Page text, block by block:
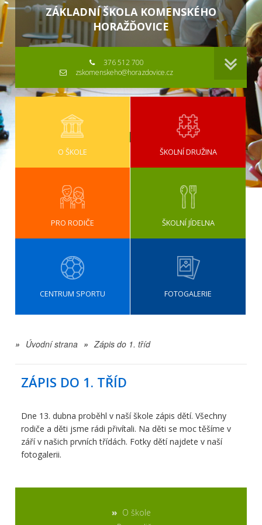
ZÁKLADNÍ ŠKOLA KOMENSKÉHO
HORAŽĎOVICE
376 512 700
zskomenskeho@horazdovice.cz
O ŠKOLE ŠKOLNÍ DRUŽINA
PRO RODIČE ŠKOLNÍ JÍDELNA
CENTRUM SPORTU FOTOGALERIE
» Úvodní strana » Zápis do 1. tříd
ZÁPIS DO 1. TŘÍD
Dne 13. dubna proběhl v naší škole zápis dětí. Všechny
rodiče a děti jsme rádi přivítali. Na děti se moc těšíme v
září v našich prvních třídách. Fotky dětí najdete v naší
fotogalerii.
O škole